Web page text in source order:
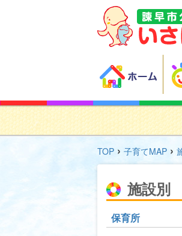
TOP › 子育てMAP ›
施設別
保育所